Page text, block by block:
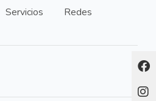
Servicios
Redes